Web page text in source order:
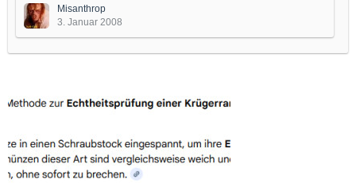
Misanthrop
3. Januar 2008